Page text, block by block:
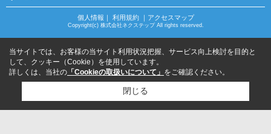
個人情報 ｜ 利用規約｜ アクセスマップ
Copyright(c) 株式会社ネクステップ All rights reserved.
当サイトでは、お客様の当サイト利用状況把握、サービス向上検討を目的と
して、クッキー（Cookie）を使用しています。
詳しくは、当社の 「Cookieの取扱いについて」 をご確認ください。
閉じる